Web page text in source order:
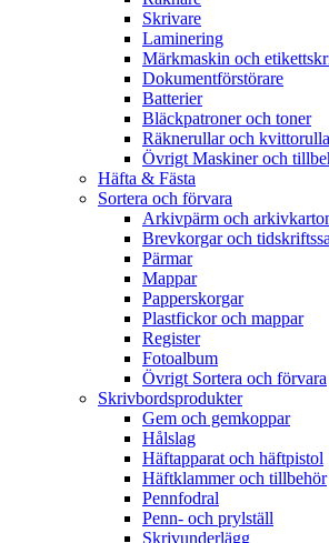
Skrivare
Laminering
Märkmaskin och
Dokumentförstörare
Batterier
Bläckpatroner och toner
Räknerullar och
Övrigt Maskiner och
Häfta & Fästa
Sortera och förvara
Arkivpärm och
Brevkorgar och
Pärmar
Mappar
Papperskorgar
Plastfickor och mappar
Register
Fotoalbum
Övrigt Sortera och förvara
Skrivbordsprodukter
Gem och gemkoppar
Hålslag
Häftapparat och häftpistol
Häftklammer och tillbehör
Pennfodral
Penn- och prylställ
Skrivunderlägg